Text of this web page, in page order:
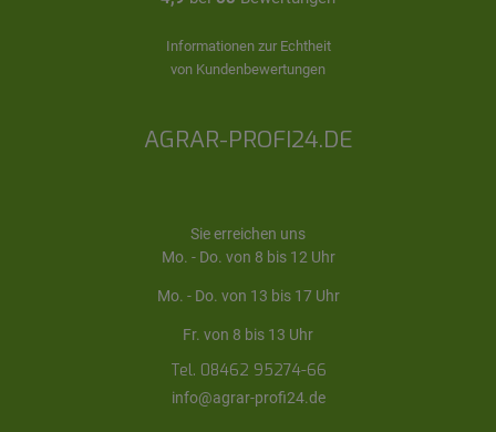
Informationen zur Echtheit
von Kundenbewertungen
AGRAR-PROFI24.DE
Sie erreichen uns
Mo. - Do. von 8 bis 12 Uhr
Mo. - Do. von 13 bis 17 Uhr
Fr. von 8 bis 13 Uhr
Tel. 08462 95274-66
info@agrar-profi24.de